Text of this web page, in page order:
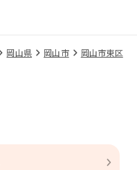
岡山県 岡山市
岡山市東区